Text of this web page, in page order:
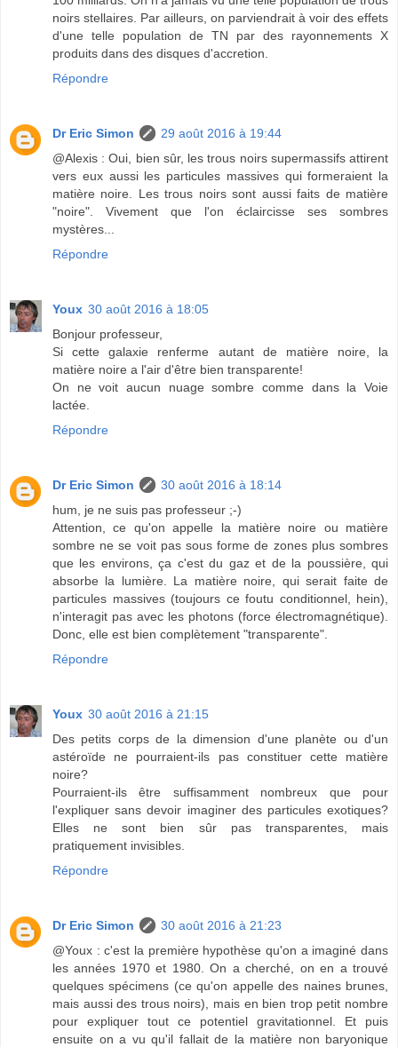
noirs stellaires. Par ailleurs, on parviendrait à voir des effets
d'une telle population de TN par des rayonnements X
produits dans des disques d'accretion.
Répondre
Dr Eric Simon
29 août 2016 à 19:44
@Alexis : Oui, bien sûr, les trous noirs supermassifs attirent
vers eux aussi les particules massives qui formeraient la
matière noire. Les trous noirs sont aussi faits de matière
"noire". Vivement que l'on éclaircisse ses sombres
mystères...
Répondre
Youx 30 août 2016 à 18:05
Bonjour professeur,
Si cette galaxie renferme autant de matière noire, la
matière noire a l'air d'être bien transparente!
On ne voit aucun nuage sombre comme dans la Voie
lactée.
Répondre
Dr Eric Simon
30 août 2016 à 18:14
hum, je ne suis pas professeur ;-)
Attention, ce qu'on appelle la matière noire ou matière
sombre ne se voit pas sous forme de zones plus sombres
que les environs, ça c'est du gaz et de la poussière, qui
absorbe la lumière. La matière noire, qui serait faite de
particules massives (toujours ce foutu conditionnel, hein),
n'interagit pas avec les photons (force électromagnétique).
Donc, elle est bien complètement "transparente".
Répondre
Youx 30 août 2016 à 21:15
Des petits corps de la dimension d'une planète ou d'un
astéroïde ne pourraient-ils pas constituer cette matière
noire?
Pourraient-ils être suffisamment nombreux que pour
l'expliquer sans devoir imaginer des particules exotiques?
Elles ne sont bien sûr pas transparentes, mais
pratiquement invisibles.
Répondre
Dr Eric Simon
30 août 2016 à 21:23
@Youx : c'est la première hypothèse qu'on a imaginé dans
les années 1970 et 1980. On a cherché, on en a trouvé
quelques spécimens (ce qu'on appelle des naines brunes,
mais aussi des trous noirs), mais en bien trop petit nombre
pour expliquer tout ce potentiel gravitationnel. Et puis
ensuite on a vu qu'il fallait de la matière non baryonique